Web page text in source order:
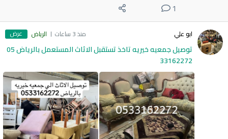
1
ابو علي منذ 3 ساعات الرياض عرض
توصيل جمعيه خيريه تاخذ تستقبل الاثاث المستعمل بالرياض 05
33162272